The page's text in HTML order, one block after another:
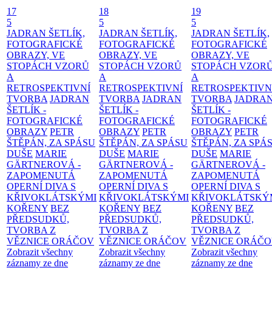
17
5
JADRAN ŠETLÍK,
FOTOGRAFICKÉ
OBRAZY, VE
STOPÁCH VZORŮ
A
RETROSPEKTIVNÍ
TVORBA JADRAN
ŠETLÍK -
FOTOGRAFICKÉ
OBRAZY PETR
ŠTĚPÁN, ZA SPÁSU
DUŠE MARIE
GÄRTNEROVÁ -
ZAPOMENUTÁ
OPERNÍ DIVA S
KŘIVOKLÁTSKÝMI
KOŘENY BEZ
PŘEDSUDKŮ,
TVORBA Z
VĚZNICE ORÁČOV
Zobrazit všechny
záznamy ze dne
18
5
JADRAN ŠETLÍK,
FOTOGRAFICKÉ
OBRAZY, VE
STOPÁCH VZORŮ
A
RETROSPEKTIVNÍ
TVORBA JADRAN
ŠETLÍK -
FOTOGRAFICKÉ
OBRAZY PETR
ŠTĚPÁN, ZA SPÁSU
DUŠE MARIE
GÄRTNEROVÁ -
ZAPOMENUTÁ
OPERNÍ DIVA S
KŘIVOKLÁTSKÝMI
KOŘENY BEZ
PŘEDSUDKŮ,
TVORBA Z
VĚZNICE ORÁČOV
Zobrazit všechny
záznamy ze dne
19
5
JADRAN ŠETLÍK,
FOTOGRAFICKÉ
OBRAZY, VE
STOPÁCH
A
TVORBA
ŠETLÍK -
FOTOGRAFICKÉ
OBRAZY PETR
ŠTĚPÁN, ZA
DUŠE MARIE
GÄRTNEROVÁ -
ZAPOMENUTÁ
OPERNÍ DIVA S
KOŘENY BEZ
PŘEDSUDKŮ,
TVORBA Z
VĚZNICE
Zobrazit všechny
záznamy ze dne